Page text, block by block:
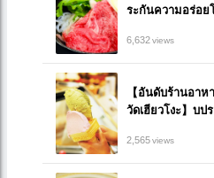
ระกันความอร่อ
6,632views
【อันดับร้านอา
วัดเฮียวโงะ】บ
2,565views